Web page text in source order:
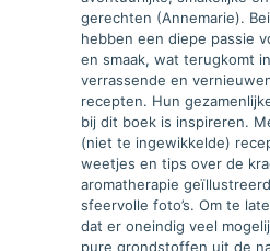
gerechten (Annemarie).
hebben een diepe passie
en smaak, wat terugkomt
verrassende en
recepten. Hun
bij dit boek is inspireren.
(niet te ingewikkelde)
weetjes en tips over de
aromatherapie
sfeervolle foto’s. Om te
dat er oneindig veel
pure grondstoffen uit de